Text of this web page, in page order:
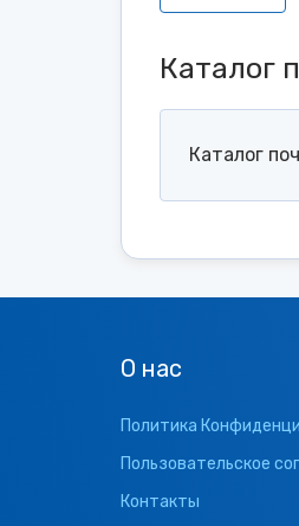
Каталог
Каталог
О нас
Политика
Пользовательское
Контакты